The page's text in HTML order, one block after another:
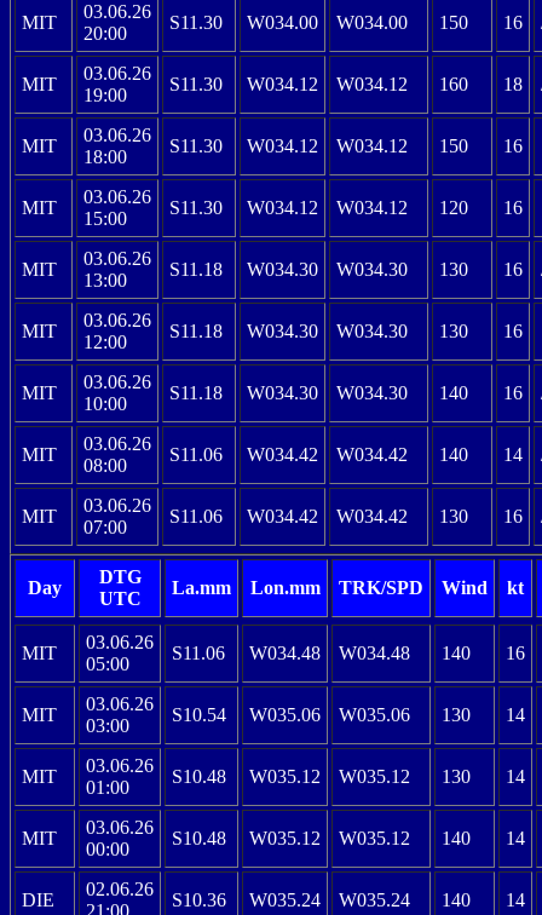
MIT
03.06.26
20:00
S11.30 W034.00 W034.00 150 16
MIT
03.06.26
19:00
S11.30 W034.12 W034.12 160 18
MIT
03.06.26
18:00
S11.30 W034.12 W034.12 150 16
MIT
03.06.26
15:00
S11.30 W034.12 W034.12 120 16
MIT
03.06.26
13:00
S11.18 W034.30 W034.30 130 16
MIT
03.06.26
12:00
S11.18 W034.30 W034.30 130 16
MIT
03.06.26
10:00
S11.18 W034.30 W034.30 140 16
MIT
03.06.26
08:00
S11.06 W034.42 W034.42 140 14
MIT
03.06.26
07:00
S11.06 W034.42 W034.42 130 16
Day
DTG
UTC
La.mm Lon.mm TRK/SPD Wind kt
MIT
03.06.26
05:00
S11.06 W034.48 W034.48 140 16
MIT
03.06.26
03:00
S10.54 W035.06 W035.06 130 14
MIT
03.06.26
01:00
S10.48 W035.12 W035.12 130 14
MIT
03.06.26
00:00
S10.48 W035.12 W035.12 140 14
DIE
02.06.26
21:00
S10.36 W035.24 W035.24 140 14